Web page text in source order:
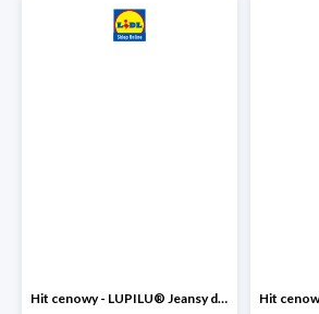
Hit cenowy - LUPILU® Jeansy dziewczęce slim fit